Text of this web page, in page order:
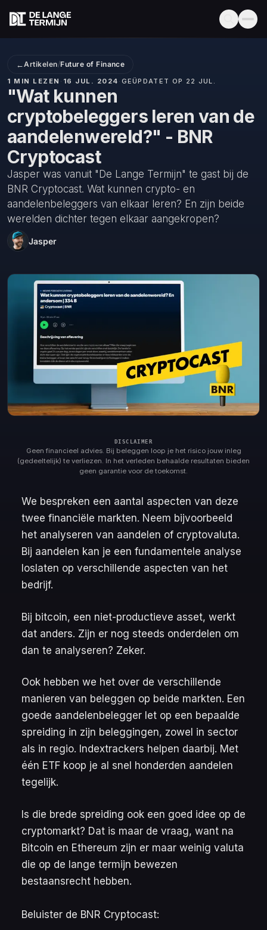
←Artikelen/Future of Finance
1 MIN LEZEN · 16 JUL. 2024 · GEÜPDATET OP 22 JUL.
"Wat kunnen
cryptobeleggers leren van de
aandelenwereld?" - BNR
Cryptocast
Jasper was vanuit "De Lange Termijn" te gast bij de
BNR Cryptocast. Wat kunnen crypto- en
aandelenbeleggers van elkaar leren? En zijn beide
werelden dichter tegen elkaar aangekropen?
Jasper
Geen financieel advies. Bij beleggen loop je het risico jouw inleg
(gedeeltelijk) te verliezen. In het verleden behaalde resultaten bieden
geen garantie voor de toekomst.
We bespreken een aantal aspecten van deze
twee financiële markten. Neem bijvoorbeeld
het analyseren van aandelen of cryptovaluta.
Bij aandelen kan je een fundamentele analyse
loslaten op verschillende aspecten van het
bedrijf.
Bij bitcoin, een niet-productieve asset, werkt
dat anders. Zijn er nog steeds onderdelen om
dan te analyseren? Zeker.
Ook hebben we het over de verschillende
manieren van beleggen op beide markten. Een
goede aandelenbelegger let op een bepaalde
spreiding in zijn beleggingen, zowel in sector
als in regio. Indextrackers helpen daarbij. Met
één ETF koop je al snel honderden aandelen
tegelijk.
Is die brede spreiding ook een goed idee op de
cryptomarkt? Dat is maar de vraag, want na
Bitcoin en Ethereum zijn er maar weinig valuta
die op de lange termijn bewezen
bestaansrecht hebben.
Beluister de BNR Cryptocast: